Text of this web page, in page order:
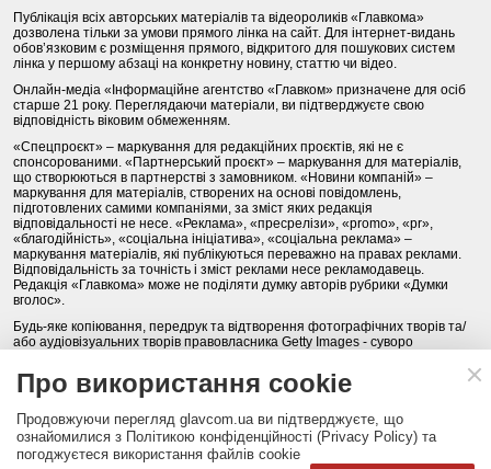
Публікація всіх авторських матеріалів та відеороликів «Главкома»
дозволена тільки за умови прямого лінка на сайт. Для інтернет-видань
обов’язковим є розміщення прямого, відкритого для пошукових систем
лінка у першому абзаці на конкретну новину, статтю чи відео.
Онлайн-медіа «Інформаційне агентство «Главком» призначене для осіб
старше 21 року. Переглядаючи матеріали, ви підтверджуєте свою
відповідність віковим обмеженням.
«Спецпроєкт» – маркування для редакційних проєктів, які не є
спонсорованими. «Партнерський проєкт» – маркування для матеріалів,
що створюються в партнерстві з замовником. «Новини компаній» –
маркування для матеріалів, створених на основі повідомлень,
підготовлених самими компаніями, за зміст яких редакція
відповідальності не несе. «Реклама», «пресрелізи», «promo», «pr»,
«благодійність», «соціальна ініціатива», «соціальна реклама» –
маркування матеріалів, які публікуються переважно на правах реклами.
Відповідальність за точність і зміст реклами несе рекламодавець.
Редакція «Главкома» може не поділяти думку авторів рубрики «Думки
вголос».
Будь-яке копіювання, передрук та відтворення фотографічних творів та/
або аудіовізуальних творів правовласника Getty Images - суворо
Політика конфіденційності (Privacy Policy). Правила сайту
КОНТАКТИ НАША КОМАНДА АРХІВ
Партнери:DepositPhotos.com,opendatabot.ua
Про використання cookie
Продовжуючи перегляд glavcom.ua ви підтверджуєте, що
ознайомилися з Політикою конфіденційності (Privacy Policy) та
погоджуєтеся використання файлів cookie